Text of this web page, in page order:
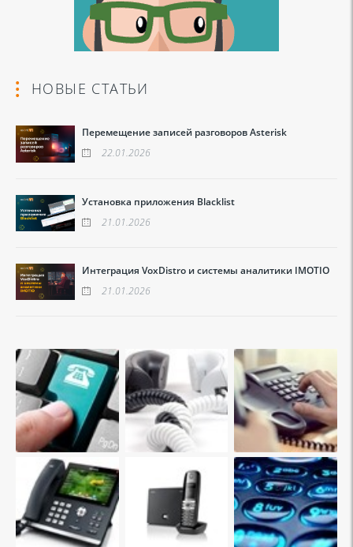
НОВЫЕ СТАТЬИ
Перемещение записей разговоров Asterisk
22.01.2026
Установка приложения Blacklist
21.01.2026
Интеграция VoxDistro и системы аналитики IMOTIO
21.01.2026